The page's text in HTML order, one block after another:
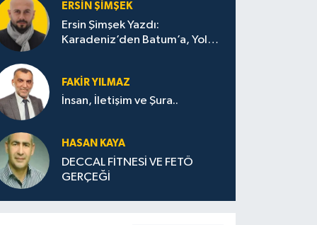
ERSIN ŞIMŞEK
Ersin Şimşek Yazdı:
Karadeniz’den Batum’a, Yolun
FAKIR YILMAZ
İnsan, İletişim ve Şura..
HASAN KAYA
DECCAL FİTNESİ VE FETÖ
GERÇEĞİ